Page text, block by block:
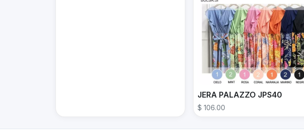
JERA PALAZZO JPS40
$ 106.00